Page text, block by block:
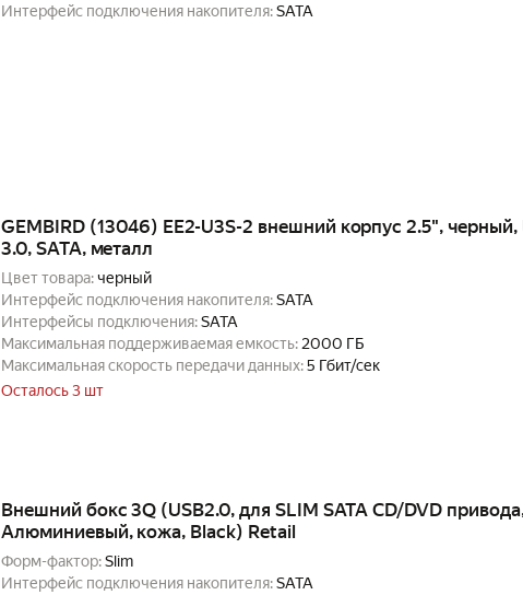
Интерфейс подключения накопителя:SATA
GEMBIRD (13046) EE2-U3S-2 внешний корпус 2.5", черный,
3.0, SATA, металл
Цвет товара:черный
Интерфейс подключения накопителя:SATA
Интерфейсы подключения:SATA
Максимальная поддерживаемая емкость: 2000 ГБ
Максимальная скорость передачи данных:5 Гбит/сек
Осталось 3 шт
Внешний бокс 3Q (USB2.0, для SLIM SATA CD/DVD
Алюминиевый, кожа, Black) Retail
Форм-фактор:Slim
Интерфейс подключения накопителя:SATA